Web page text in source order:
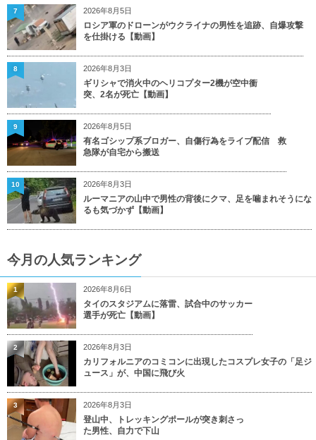
2026年8月5日
ロシア軍のドローンがウクライナの男性を追跡、自爆攻撃
を仕掛ける【動画】
7
2026年8月3日
ギリシャで消火中のヘリコプター2機が空中衝
突、2名が死亡【動画】
8
2026年8月5日
有名ゴシップ系ブロガー、自傷行為をライブ配信 救
急隊が自宅から搬送
9
2026年8月3日
ルーマニアの山中で男性の背後にクマ、足を噛まれそうにな
るも気づかず【動画】
10
今月の人気ランキング
2026年8月6日
タイのスタジアムに落雷、試合中のサッカー
選手が死亡【動画】
1
2026年8月3日
カリフォルニアのコミコンに出現したコスプレ女子の「足ジ
ュース」が、中国に飛び火
2
2026年8月3日
登山中、トレッキングポールが突き刺さっ
た男性、自力で下山
3